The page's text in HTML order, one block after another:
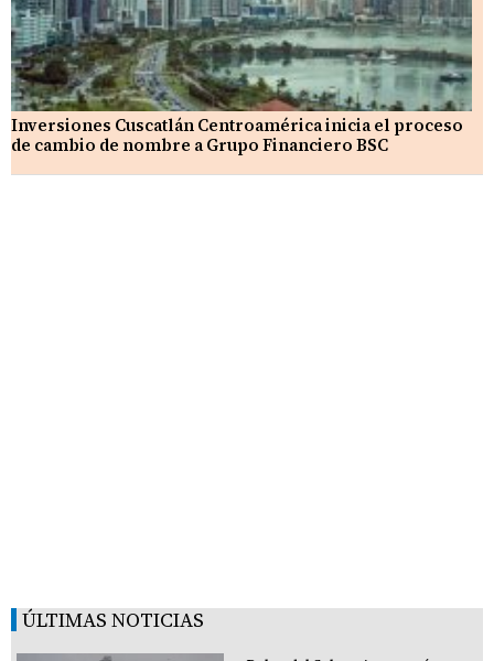
Inversiones Cuscatlán Centroamérica inicia el proceso
de cambio de nombre a Grupo Financiero BSC
ÚLTIMAS NOTICIAS